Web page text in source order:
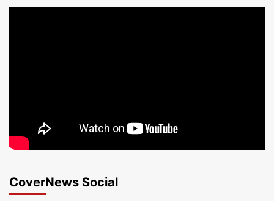
CoverNews Social